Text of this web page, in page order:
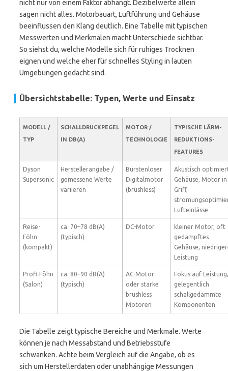
nicht nur von einem Faktor abhängt. Dezibelwerte allein
sagen nicht alles. Motorbauart, Luftführung und Gehäuse
beeinflussen den Klang deutlich. Eine Tabelle mit typischen
Messwerten und Merkmalen macht Unterschiede sichtbar.
So siehst du, welche Modelle sich für ruhiges Trocknen
eignen und welche eher für schnelles Styling in lauten
Umgebungen gedacht sind.
Übersichtstabelle: Typen, Werte und Einsatz
MODELL /
TYP
SCHALLDRUCKPEGEL
IN DB(A)
MOTOR /
TECHNOLOGIE
TYPISCHE LÄRM-
REDUKTIONS-
FEATURES
Dyson
Supersonic
Herstellerangabe /
gemessene Werte
variieren
Bürstenloser
Digitalmotor
(brushless)
Akustisch
Gehäuse, Motor in
Griff,
Lufteinlässe
Reise-
Föhn
(kompakt)
ca. 70–78 dB(A)
(typisch)
DC-Motor
kleiner Motor, oft
gedämpftes
Gehäuse,
Leistung
Profi-Föhn
(Salon)
ca. 80–90 dB(A)
(typisch)
AC-Motor
oder starke
brushless
Motoren
Fokus auf Leistung,
gelegentlich
schallgedämmte
Komponenten
Die Tabelle zeigt typische Bereiche und Merkmale. Werte
können je nach Messabstand und Betriebsstufe
schwanken. Achte beim Vergleich auf die Angabe, ob es
sich um Herstellerdaten oder unabhängige Messungen